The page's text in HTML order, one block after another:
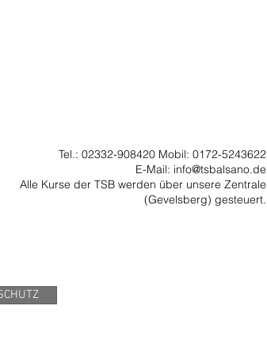
Tel.: 02332-908420 Mobil: 0172-5243622
E-Mail: info@tsbalsano.de
Alle Kurse der TSB werden über unsere Zentrale
(Gevelsberg) gesteuert.